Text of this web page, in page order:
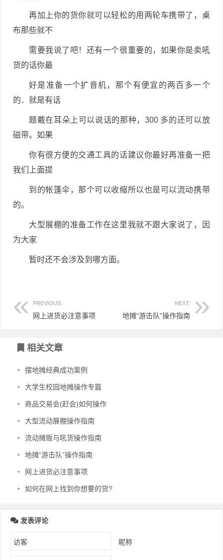
再加上你的货你就可以轻松的用两轮车携带了，桌
布那些就不
需要我说了吧！还有一个很重要的，如果你是卖吼
货的话你最
好是准备一个扩音机，那个有便宜的两百多一个
的．就是有话
题戴在耳朵上可以说话的那种，300 多的还可以放
磁带。如果
你有很方便的交通工具的话建议你最好再准备一把
我们上面提
到的帐篷伞，那个可以收缩所以也是可以流动携带
的。
大型展棚的准备工作在这里我就不跟大家说了，因
为大家
暂时还不会涉及到哪方面。
PREVIOUS:
网上进货必注意事项
NEXT:
地摊“游击队”操作指南
相关文章
• 摆地摊经典成功案例
• 大学生校园地摊操作专篇
• 商品交易会(赶会)如何操作
• 大型流动展棚操作指南
• 流动摊贩与吼货操作指南
• 地摊“游击队”操作指南
• 网上进货必注意事项
• 如何在网上找到你想要的货?
发表评论
昵称